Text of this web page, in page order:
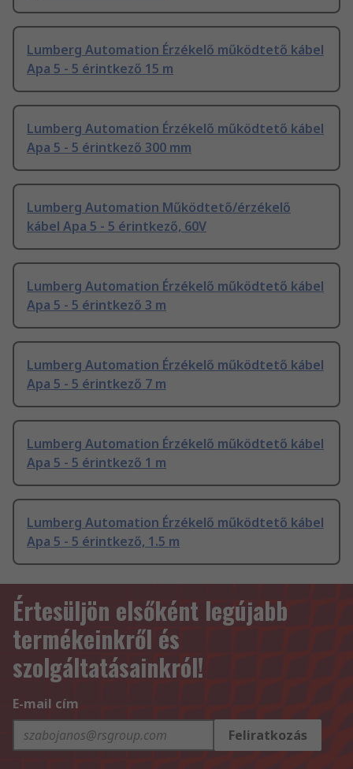
Lumberg Automation Érzékelő működtető kábel
Apa 5 - 5 érintkező 15 m
Lumberg Automation Érzékelő működtető kábel
Apa 5 - 5 érintkező 300 mm
Lumberg Automation Működtető/érzékelő
kábel Apa 5 - 5 érintkező, 60V
Lumberg Automation Érzékelő működtető kábel
Apa 5 - 5 érintkező 3 m
Lumberg Automation Érzékelő működtető kábel
Apa 5 - 5 érintkező 7 m
Lumberg Automation Érzékelő működtető kábel
Apa 5 - 5 érintkező 1 m
Lumberg Automation Érzékelő működtető kábel
Apa 5 - 5 érintkező, 1.5 m
Értesüljön elsőként legújabb
termékeinkről és
szolgáltatásainkról!
E-mail cím
Feliratkozás